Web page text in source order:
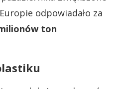
odpowiadało za
ton